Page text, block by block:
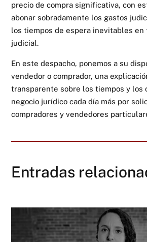
precio de compra significativa, con
abonar sobradamente los gastos
los tiempos de espera inevitables en
judicial.
En este despacho, ponemos a su
vendedor o comprador, una
transparente sobre los tiempos y los
negocio jurídico cada día más por
compradores y vendedores
Entradas